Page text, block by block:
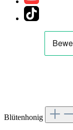
Blütenhonig